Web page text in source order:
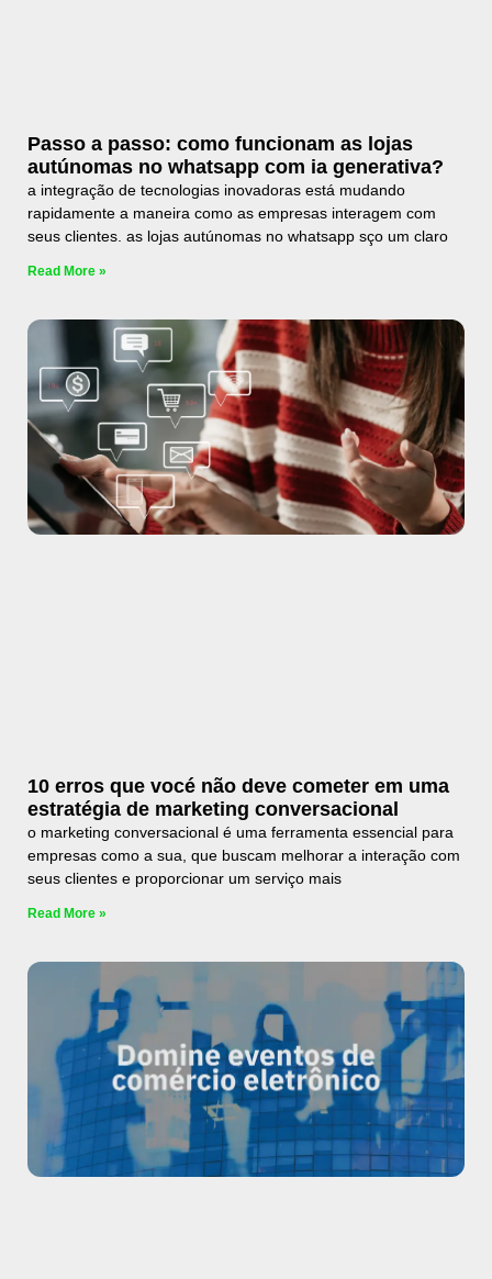
Passo a passo: como funcionam as lojas
autúnomas no whatsapp com ia generativa?
a integração de tecnologias inovadoras está mudando
rapidamente a maneira como as empresas interagem com
seus clientes. as lojas autúnomas no whatsapp sço um claro
Read More »
10 erros que vocé não deve cometer em uma
estratégia de marketing conversacional
o marketing conversacional é uma ferramenta essencial para
empresas como a sua, que buscam melhorar a interação com
seus clientes e proporcionar um serviço mais
Read More »